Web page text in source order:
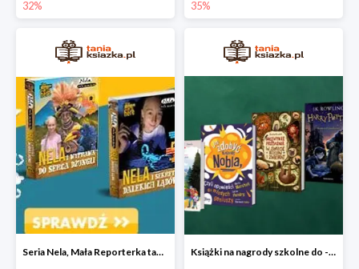
32% 35%
Seria Nela, Mała Reporterka taniej! Książki na nagrody szkolne do -75%